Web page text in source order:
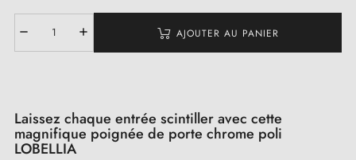
AJOUTER AU PANIER
Laissez chaque entrée scintiller avec cette
magnifique poignée de porte chrome poli
LOBELLIA